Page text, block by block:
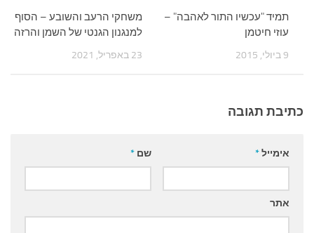
משחקי הרעב והשובע – הסוף
למנגנון הגנטי של השמן והרזה
23 באפריל, 2021
תמיד "עכשיו התור לאהבה" –
עוזי חיטמן
9 ביולי, 2015
כתיבת תגובה
שם * אימייל*
אתר